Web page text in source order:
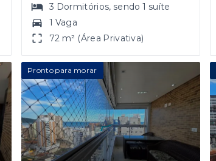
3 Dormitórios, sendo1 suíte
1 Vaga
72 m² (Área Privativa)
Pronto para morar